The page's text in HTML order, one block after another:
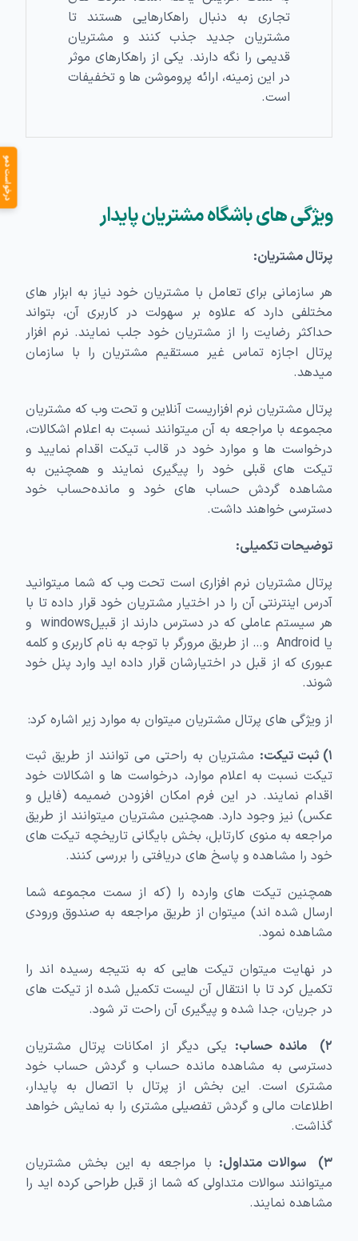
تجاری به دنبال راهکارهایی هستند تا
مشتریان جدید جذب کنند و مشتریان
قدیمی را نگه دارند. یکی از راهکارهای موثر
در این زمینه، ارائه پروموشن ها و تخفیفات
است.
ویژگی های باشگاه مشتریان پایدار
پرتال مشتریان:
هر سازمانی برای تعامل با مشتریان خود نیاز به ابزار های
مختلفی دارد که علاوه بر سهولت در کاربری آن، بتواند
حداکثر رضایت را از مشتریان خود جلب نمایند. نرم افزار
پرتال اجازه تماس غیر مستقیم مشتریان را با سازمان
میدهد.
پرتال مشتریان نرم افزاریست آنلاین و تحت وب که مشتریان
مجموعه با مراجعه به آن میتوانند نسبت به اعلام اشکالات،
درخواست ها و موارد خود در قالب تیکت اقدام نمایید و
تیکت های قبلی خود را پیگیری نمایند و همچنین به
مشاهده گردش حساب های خود و مانده‌حساب خود
دسترسی خواهند داشت.
توضیحات تکمیلی:
پرتال مشتریان نرم افزاری است تحت وب که شما میتوانید
آدرس اینترنتی آن را در اختیار مشتریان خود قرار داده تا با
هر سیستم عاملی که در دسترس دارند از قبیلwindows و
یا Android و… از طریق مرورگر با توجه به نام کاربری و کلمه
عبوری که از قبل در اختیارشان قرار داده اید وارد پنل خود
شوند.
از ویژگی های پرتال مشتریان میتوان به موارد زیر اشاره کرد:
۱) ثبت تیکت:
مشتریان به راحتی می توانند از طریق ثبت
تیکت نسبت به اعلام موارد، درخواست ها و اشکالات خود
اقدام نمایند. در این فرم امکان افزودن ضمیمه (فایل و
عکس) نیز وجود دارد. همچنین مشتریان میتوانند از طریق
مراجعه به منوی کارتابل، بخش بایگانی تاریخچه تیکت های
خود را مشاهده و پاسخ های دریافتی را بررسی کنند.
همچنین تیکت های وارده را (که از سمت مجموعه شما
ارسال شده اند) میتوان از طریق مراجعه به صندوق ورودی
مشاهده نمود.
در نهایت میتوان تیکت هایی که به نتیجه رسیده اند را
تکمیل کرد تا با انتقال آن لیست تکمیل شده از تیکت های
در جریان، جدا شده و پیگیری آن راحت تر شود.
۲) مانده حساب:
یکی دیگر از امکانات پرتال مشتریان
دسترسی به مشاهده مانده حساب و گردش حساب خود
مشتری است. این بخش از پرتال با اتصال به پایدار،
اطلاعات مالی و گردش تفصیلی مشتری را به نمایش خواهد
گذاشت.
۳) سوالات متداول:
با مراجعه به این بخش مشتریان
میتوانند سوالات متداولی که شما از قبل طراحی کرده اید را
مشاهده نمایند.
درخواست دمو